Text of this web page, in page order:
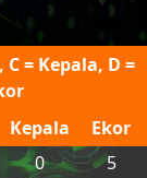
C = Kepala, D =
Kepala
Ekor
0
5